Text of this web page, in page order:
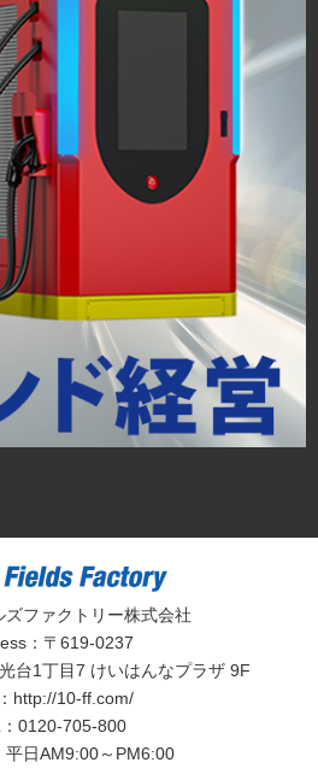
ズファクトリー株式会社
：〒619-0237
台1丁目7 けいはんなプラザ 9F
http://10-ff.com/
0120-705-800
平日AM9:00～PM6:00